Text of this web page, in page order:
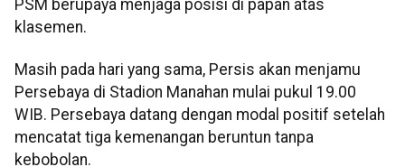
PSM berupaya menjaga posisi di papan atas
klasemen.
Masih pada hari yang sama, Persis akan menjamu
Persebaya di Stadion Manahan mulai pukul 19.00
WIB. Persebaya datang dengan modal positif setelah
mencatat tiga kemenangan beruntun tanpa
kebobolan.